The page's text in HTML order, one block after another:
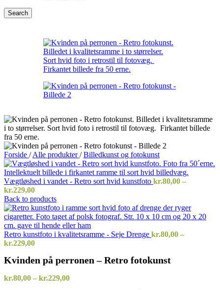
Search
Forside / Alle produkter/ Billedkunst og fotokunst
Vægtløshed i vandet - Retro sort hvid kunstfoto kr.80,00 –
kr.229,00Prisinterval:
kr.80,00
til
kr.229,00
Back to products
Retro kunstfoto i kvalitetsramme - Seje Drenge kr.80,00 –
kr.229,00Prisinterval:
til
Kvinden på perronen – Retro fotokunst
kr.80,00 – kr.229,00Prisinterval: